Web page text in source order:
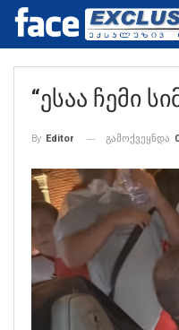
“ესაა Ჩემი
By Editor გამოქვეყნდა